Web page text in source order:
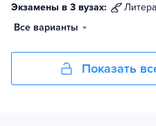
Экзамены в 3 вузах:
Все варианты
Показать